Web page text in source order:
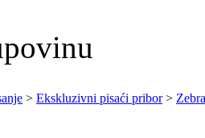
> Ekskluzivni pisaći pribor> Zebra